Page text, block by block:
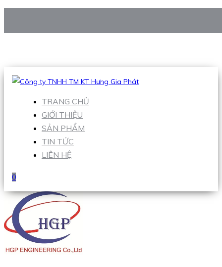
Hotline:0938 906 663
TRANG CHỦ
GIỚI THIỆU
SẢN PHẨM
TIN TỨC
LIÊN HỆ
0